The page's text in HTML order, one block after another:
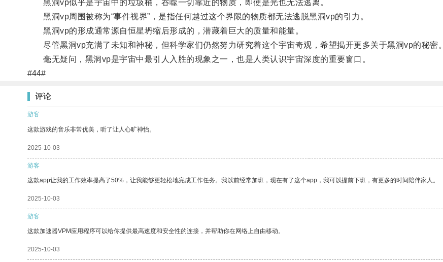
黑洞vp似乎是宇宙中的垃圾桶，吞噬一切靠近的物质，即使是光也无法逃离。
黑洞vp周围被称为“事件视界”，是指任何越过这个界限的物质都无法逃脱黑洞vp的引力。
黑洞vp的形成通常源自恒星坍缩后形成的，潜藏着巨大的质量和能量。
尽管黑洞vp充满了未知和神秘，但科学家们仍然努力研究着这个宇宙奇观，希望揭开更多关于黑洞vp的秘密。
毫无疑问，黑洞vp是宇宙中最引人入胜的现象之一，也是人类认识宇宙深度的重要窗口。
#44#
评论
游客
这款游戏的音乐非常优美，听了让人心旷神怡。
2025-10-03
游客
这款app让我的工作效率提高了50%，让我能够更轻松地完成工作任务。我以前经常加班，现在有了这个app，我可以提前下班，有更多的时间陪伴家人。
2025-10-03
游客
这款加速器VPM应用程序可以给你提供最高速度和安全性的连接，并帮助你在网络上自由移动。
2025-10-03